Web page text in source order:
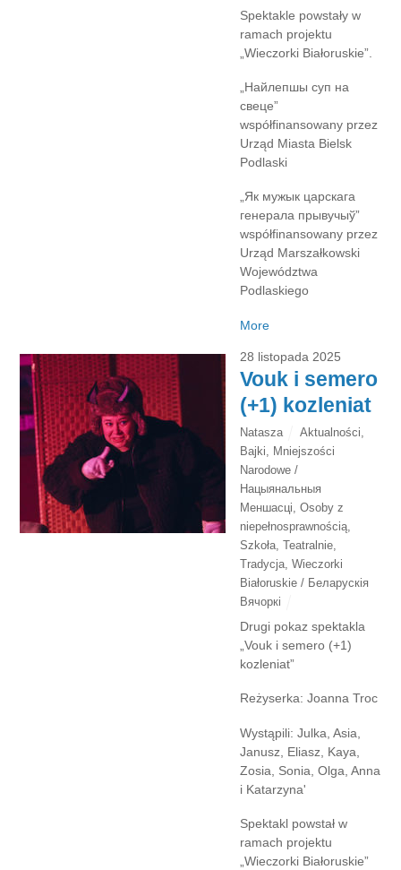
Spektakle powstały w
ramach projektu
„Wieczorki Białoruskie”.
„Найлепшы суп на
свеце”
współfinansowany przez
Urząd Miasta Bielsk
Podlaski
„Як мужык царскага
генерала прывучыў”
współfinansowany przez
Urząd Marszałkowski
Województwa
Podlaskiego
More
28 listopada 2025
Vouk i semero
(+1) kozleniat
Natasza Aktualności,
Bajki, Mniejszości
Narodowe /
Нацыянальныя
Меншасці,Osoby z
niepełnosprawnością,
Szkoła,Teatralnie,
Tradycja,Wieczorki
Białoruskie / Беларускія
Вячоркі
Drugi pokaz spektakla
„Vouk i semero (+1)
kozleniat”
Reżyserka: Joanna Troc
Wystąpili: Julka, Asia,
Janusz, Eliasz, Kaya,
Zosia, Sonia, Olga, Anna
i Katarzyna'
Spektakl powstał w
ramach projektu
„Wieczorki Białoruskie”